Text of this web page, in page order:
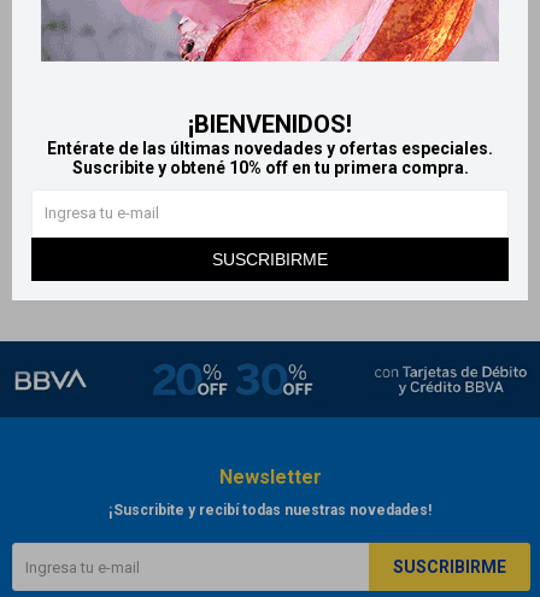
¡BIENVENIDOS!
Entérate de las últimas novedades y ofertas especiales.
Suscribite y obtené 10% off en tu primera compra.
SUSCRIBIRME
Llega HOY
$ 269
Newsletter
¡Suscribite y recibí todas nuestras novedades!
SUSCRIBIRME